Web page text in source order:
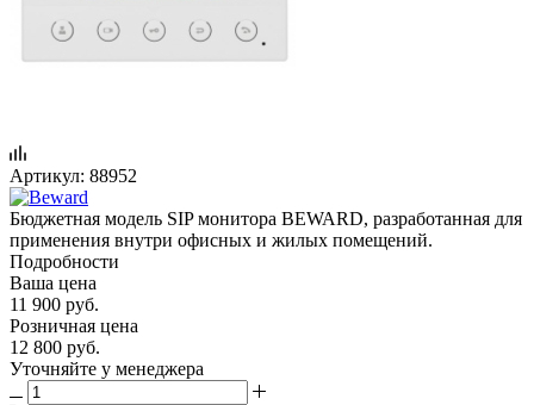
Артикул: 88952
Бюджетная модель SIP монитора BEWARD, разработанная для
применения внутри офисных и жилых помещений.
Подробности
Ваша цена
11 900 руб.
Розничная цена
12 800 руб.
Уточняйте у менеджера